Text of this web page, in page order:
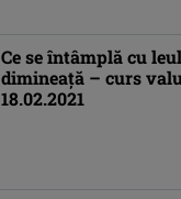
Ce se întâmplă cu
dimineaţă – curs
18.02.2021